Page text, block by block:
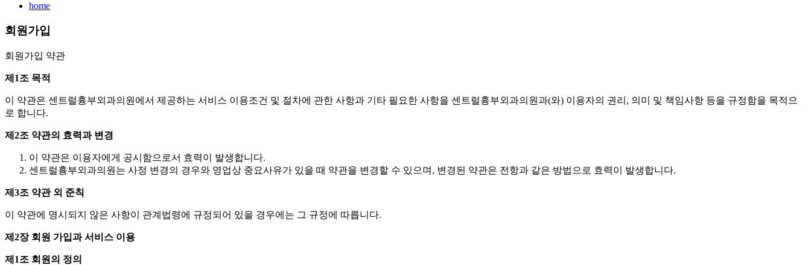
home
회원가입
회원가입 약관
제1조 목적
이 약관은 센트럴흉부외과의원에서 제공하는 서비스 이용조건 및 절차에 관한 사항과 기타 필요한 사항을 센트럴흉부외과의원과(와) 이용자의 권리, 의미 및 책임사항 등을 규정함을 목적으
로 합니다.
제2조 약관의 효력과 변경
이 약관은 이용자에게 공시함으로서 효력이 발생합니다.
센트럴흉부외과의원는 사정 변경의 경우와 영업상 중요사유가 있을 때 약관을 변경할 수 있으며, 변경된 약관은 전항과 같은 방법으로 효력이 발생합니다.
제3조 약관 외 준칙
이 약관에 명시되지 않은 사항이 관계법령에 규정되어 있을 경우에는 그 규정에 따릅니다.
제2장 회원 가입과 서비스 이용
제1조 회원의 정의